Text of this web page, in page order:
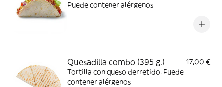
Puede contener alérgenos
Quesadilla combo (395 g.)
17,00 €
Tortilla con queso derretido. Puede
contener alérgenos